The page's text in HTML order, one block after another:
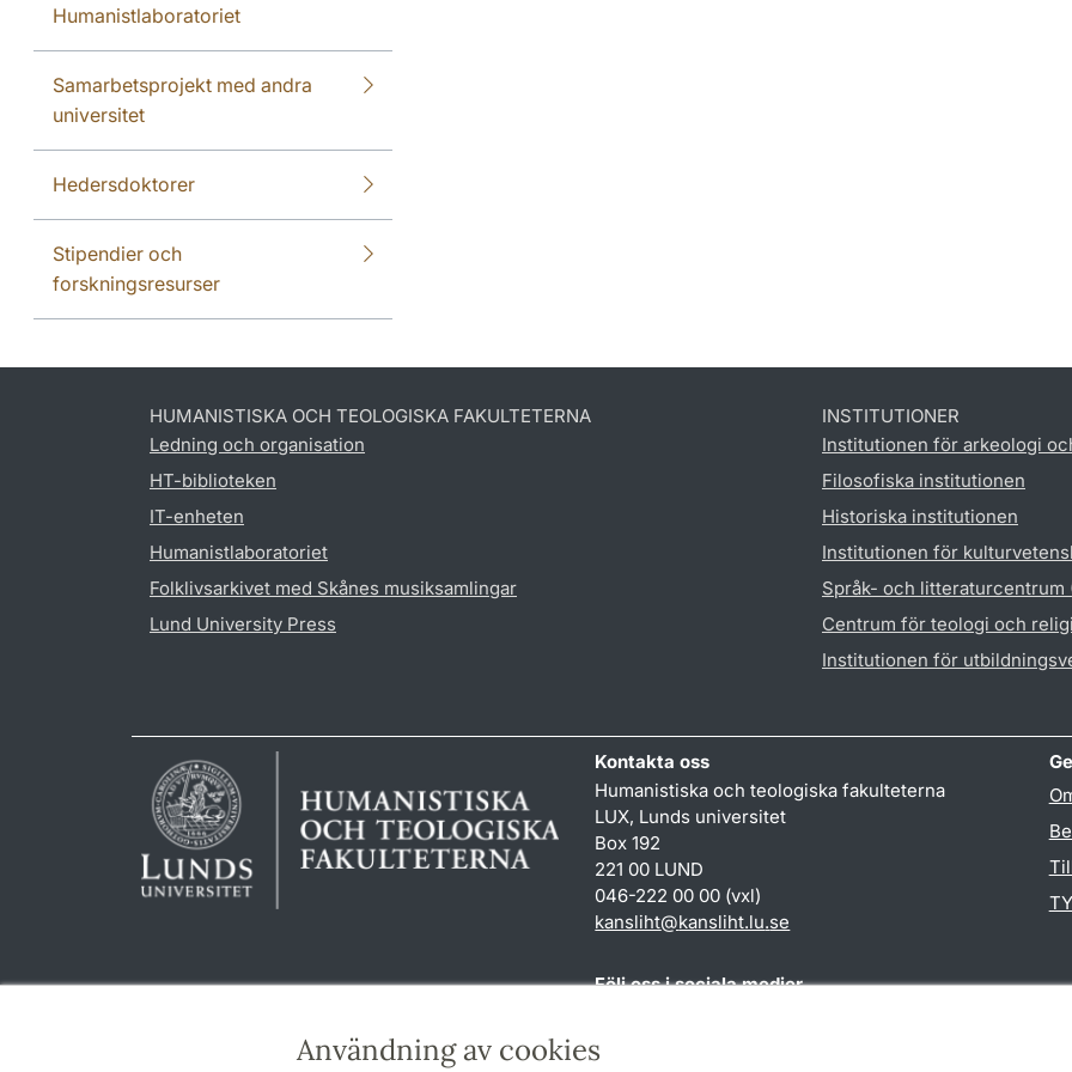
Användning av cookies
Humanistlaboratoriet
Samarbetsprojekt med andra
universitet
Hedersdoktorer
Stipendier och
forskningsresurser
HUMANISTISKA OCH TEOLOGISKA FAKULTETERNA
Ledning och organisation
HT-biblioteken
IT-enheten
Humanistlaboratoriet
Folklivsarkivet med Skånes musiksamlingar
Lund University Press
INSTITUTIONER
Institutionen för arkeologi
Filosofiska institutionen
Historiska institutionen
Institutionen för
Språk- och litteraturcentrum
Centrum för teologi och
Institutionen för
Kontakta oss
Humanistiska och teologiska fakulteterna
LUX, Lunds universitet
Box 192
221 00 LUND
046-222 00 00 (vxl)
kansliht@kansliht.lu.se
Följ oss i sociala medier